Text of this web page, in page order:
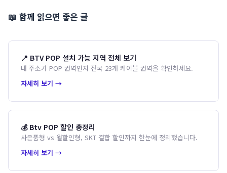
📖 함께 읽으면 좋은 글
📍 BTV POP 설치 가능 지역 전체 보기
내 주소가 POP 권역인지 전국 23개 케이블 권역을 확인하세요.
자세히 보기 →
💰 Btv POP 할인 총정리
사은품형 vs 월할인형, SKT 결합 할인까지 한눈에 정리했습니다.
자세히 보기 →